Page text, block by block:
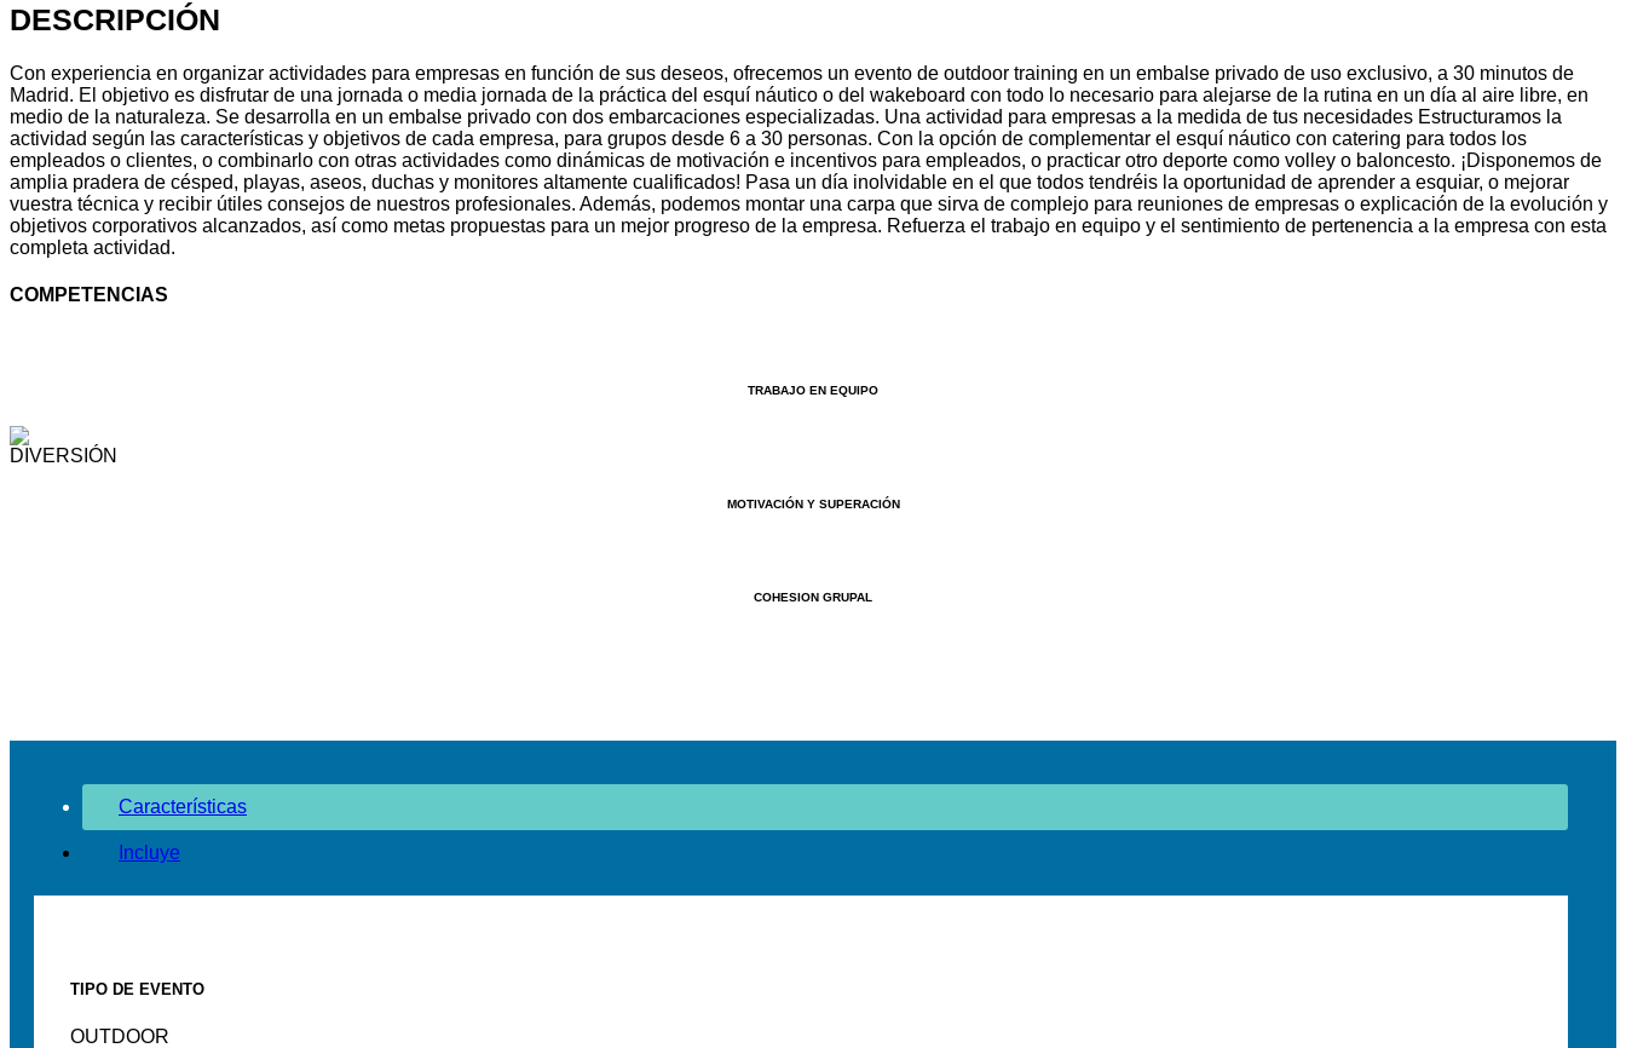
DESCRIPCIÓN
Con experiencia en organizar actividades para empresas en función de sus deseos, ofrecemos un evento de outdoor training en un embalse privado de uso exclusivo, a 30 minutos de
Madrid. El objetivo es disfrutar de una jornada o media jornada de la práctica del esquí náutico o del wakeboard con todo lo necesario para alejarse de la rutina en un día al aire libre, en
medio de la naturaleza. Se desarrolla en un embalse privado con dos embarcaciones especializadas. Una actividad para empresas a la medida de tus necesidades Estructuramos la
actividad según las características y objetivos de cada empresa, para grupos desde 6 a 30 personas. Con la opción de complementar el esquí náutico con catering para todos los
empleados o clientes, o combinarlo con otras actividades como dinámicas de motivación e incentivos para empleados, o practicar otro deporte como volley o baloncesto. ¡Disponemos de
amplia pradera de césped, playas, aseos, duchas y monitores altamente cualificados! Pasa un día inolvidable en el que todos tendréis la oportunidad de aprender a esquiar, o mejorar
vuestra técnica y recibir útiles consejos de nuestros profesionales. Además, podemos montar una carpa que sirva de complejo para reuniones de empresas o explicación de la evolución y
objetivos corporativos alcanzados, así como metas propuestas para un mejor progreso de la empresa. Refuerza el trabajo en equipo y el sentimiento de pertenencia a la empresa con esta
completa actividad.
COMPETENCIAS
TRABAJO EN EQUIPO
MOTIVACIÓN Y SUPERACIÓN
COHESION GRUPAL
Características
Incluye
TIPO DE EVENTO
OUTDOOR